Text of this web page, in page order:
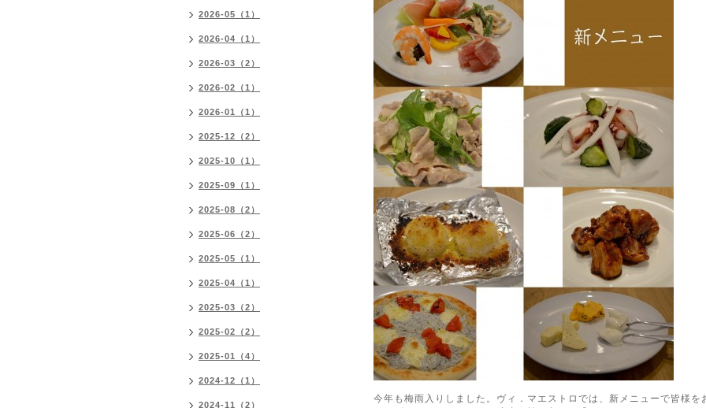
今年も梅雨入りしました。ヴィ．マエストロでは、新メニューで皆様を
2026-05（1）
2026-04（1）
2026-03（2）
2026-02（1）
2026-01（1）
2025-12（2）
2025-10（1）
2025-09（1）
2025-08（2）
2025-06（2）
2025-05（1）
2025-04（1）
2025-03（2）
2025-02（2）
2025-01（4）
2024-12（1）
2024-11（2）